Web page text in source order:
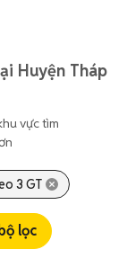
Huyện Tháp
vực tìm
3 GT
lọc